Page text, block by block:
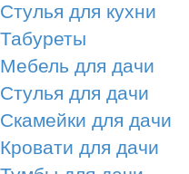
Стулья для кухни
Табуреты
Мебель для дачи
Стулья для дачи
Скамейки для дачи
Кровати для дачи